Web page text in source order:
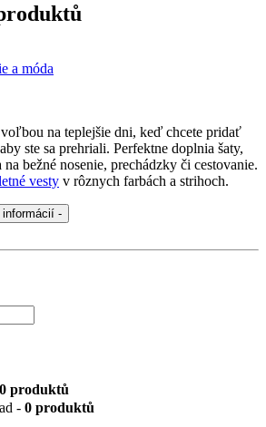
a móda
na teplejšie dni, keď chcete pridať
ste sa prehriali. Perfektne doplnia šaty,
bežné nosenie, prechádzky či cestovanie.
vesty v rôznych farbách a strihoch.
informácií -
0 produktů
- 0 produktů